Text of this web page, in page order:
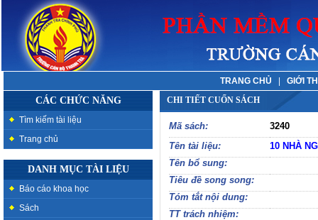
TRANG CHỦ GIỚI
CÁC CHỨC NĂNG
Tìm kiếm tài liệu
Trang chủ
DANH MỤC TÀI LIỆU
Báo cáo khoa học
Sách
CHI TIẾT CUỐN SÁCH
Mã sách:
3240
Tên tài liệu:
10 NHÀ
Tên bổ sung:
Tiêu đề song song:
Tóm tắt nội dung:
TT trách nhiệm: